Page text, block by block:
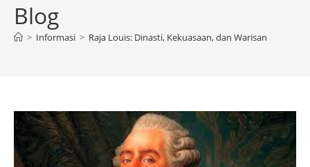
Blog
> Informasi > Raja Louis: Dinasti, Kekuasaan, dan Warisan